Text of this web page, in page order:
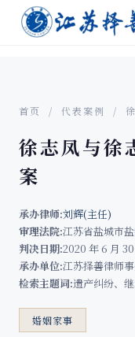
首页 / 代表案例 / 徐
徐志凤与徐
案
承办律师:刘辉(主任)
审理法院:江苏省盐城市
判决日期:2020 年 6 月
承办单位:江苏择善律师
检索主题词:遗产纠纷、
婚姻家事